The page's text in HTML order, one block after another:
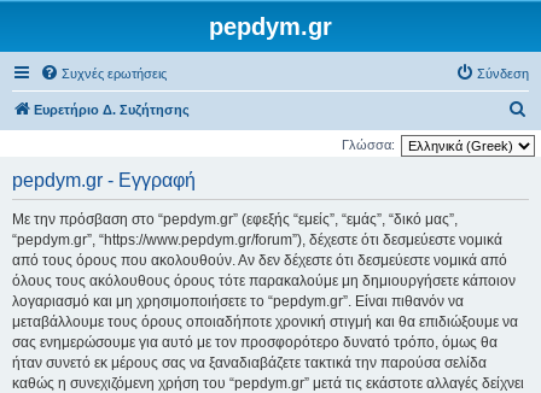
pepdym.gr
Συχνές ερωτήσεις Σύνδεση
Ευρετήριο Δ. Συζήτησης
ν
Γλώσσα:
pepdym.gr - Εγγραφή
Με την πρόσβαση στο “pepdym.gr” (εφεξής “εμείς”, “εμάς”, “δικό μας”,
“pepdym.gr”, “https://www.pepdym.gr/forum”), δέχεστε ότι δεσμεύεστε νομικά
από τους όρους που ακολουθούν. Αν δεν δέχεστε ότι δεσμεύεστε νομικά από
όλους τους ακόλουθους όρους τότε παρακαλούμε μη δημιουργήσετε κάποιον
λογαριασμό και μη χρησιμοποιήσετε το “pepdym.gr”. Είναι πιθανόν να
μεταβάλλουμε τους όρους οποιαδήποτε χρονική στιγμή και θα επιδιώξουμε να
σας ενημερώσουμε για αυτό με τον προσφορότερο δυνατό τρόπο, όμως θα
ήταν συνετό εκ μέρους σας να ξαναδιαβάζετε τακτικά την παρούσα σελίδα
καθώς η συνεχιζόμενη χρήση του “pepdym.gr” μετά τις εκάστοτε αλλαγές δείχνει